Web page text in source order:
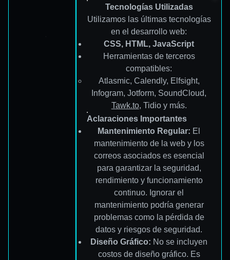
Tecnologías Utilizadas
Utilizamos las últimas tecnologías
en el desarrollo web:
CSS, HTML, JavaScript
Herramientas de terceros
compatibles:
Atlasmic, Calendly, Elfsight,
Infogram, Jotform, SoundCloud,
Tawk.to, Tidio y más.
Aclaraciones Importantes
Mantenimiento Regular: El
mantenimiento de la web y los
correos asociados es esencial
para garantizar la seguridad,
rendimiento y funcionamiento
continuo. Ignorar el
mantenimiento podría generar
problemas como la pérdida de
datos y riesgos de seguridad.
Diseño Gráfico: No se incluyen
costos de diseño gráfico. Es